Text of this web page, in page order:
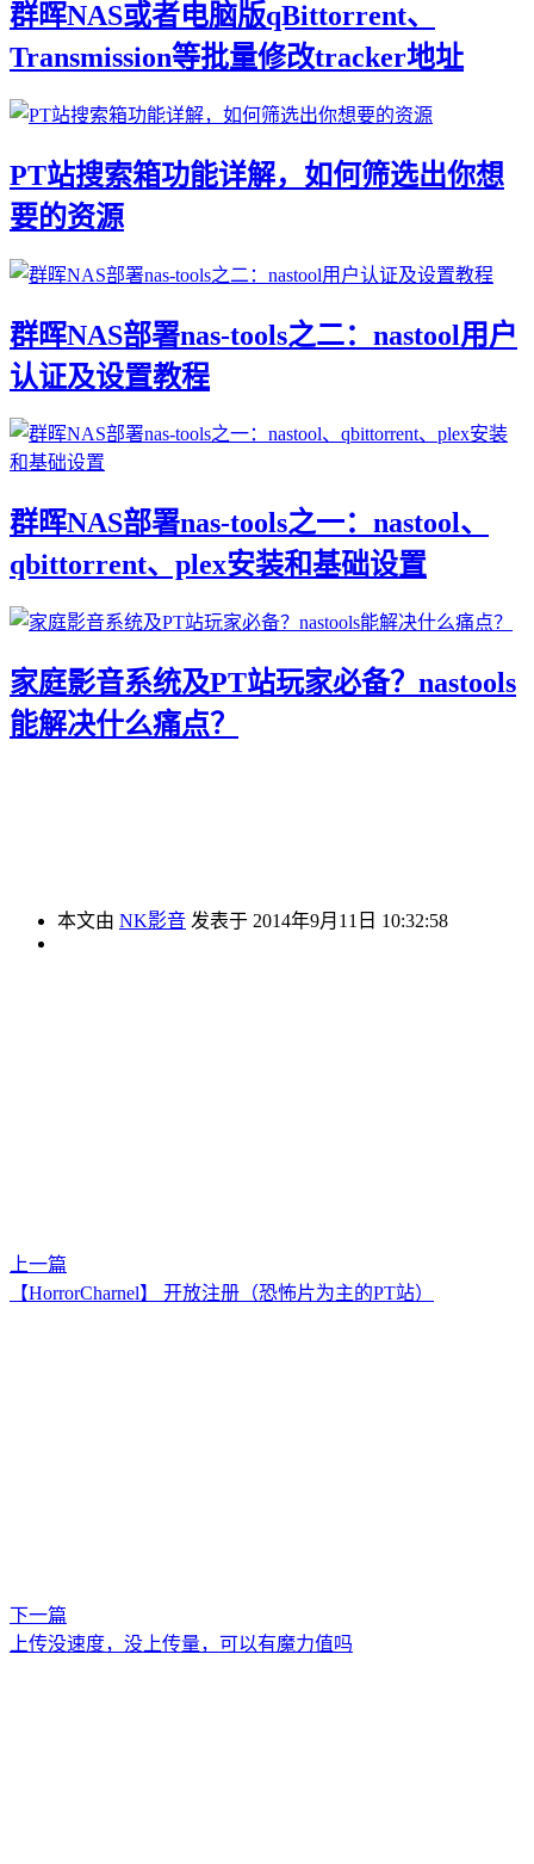
群晖NAS或者电脑版qBittorrent、
Transmission等批量修改tracker地址
PT站搜索箱功能详解，如何筛选出你想
要的资源
群晖NAS部署nas-tools之二：nastool用户
认证及设置教程
群晖NAS部署nas-tools之一：nastool、
qbittorrent、plex安装和基础设置
家庭影音系统及PT站玩家必备？nastools
能解决什么痛点？
本文由 NK影音 发表于 2014年9月11日 10:32:58
上一篇
【HorrorCharnel】 开放注册（恐怖片为主的PT站）
下一篇
上传没速度，没上传量，可以有魔力值吗